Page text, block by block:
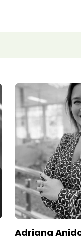
Adriana